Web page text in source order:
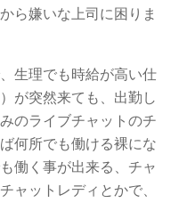
ら嫌いな上司に困りま
生理でも時給が高い仕
が突然来ても、出勤し
のライブチャットのチ
何所でも働ける裸にな
働く事が出来る、チャ
ャットレディとかで、